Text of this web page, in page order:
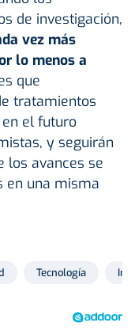
de investigación,
vez más
lo menos a
que
tratamientos
en el futuro
y seguirán
los avances se
en una misma
Tecnología